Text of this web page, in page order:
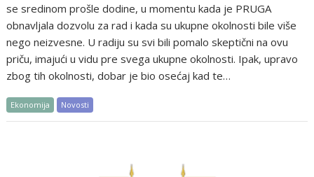
se sredinom prošle dodine, u momentu kada je PRUGA
obnavljala dozvolu za rad i kada su ukupne okolnosti bile više
nego neizvesne. U radiju su svi bili pomalo skeptični na ovu
priču, imajući u vidu pre svega ukupne okolnosti. Ipak, upravo
zbog tih okolnosti, dobar je bio osećaj kad te…
Ekonomija Novosti